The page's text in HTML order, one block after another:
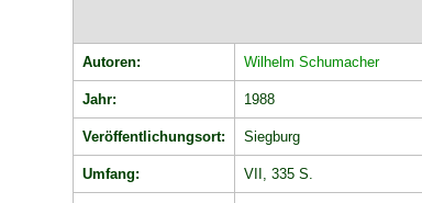
Autoren: Wilhelm Schumacher
Jahr: 1988
Veröffentlichungsort: Siegburg
Umfang: VII, 335 S.